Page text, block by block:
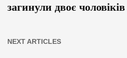
загинули двоє чоловіків
NEXT ARTICLES